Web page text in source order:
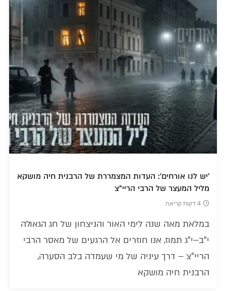
'יש לנו אורחים': העדות המצמררת של הרבנית חיה מושקא
מליל המעצר של הרבי הריי"צ
4 דקות קריאה
במלאת מאה שנה לימי האור והניצחון של חג הגאולה
י"ב–י"ג תמוז, אנו חוזרים אל הרגעים של מאסר הרבי
הריי"צ – דרך עיניה של מי שעמדה בלב הסערה,
הרבנית חיה מושקא